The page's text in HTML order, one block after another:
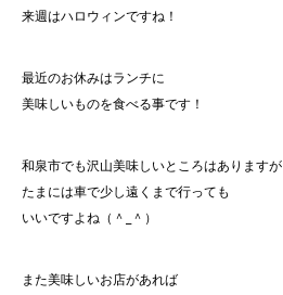
来週はハロウィンですね！
最近のお休みはランチに
美味しいものを食べる事です！
和泉市でも沢山美味しいところはありますが
たまには車で少し遠くまで行っても
いいですよね（＾_＾）
また美味しいお店があれば